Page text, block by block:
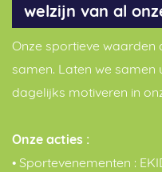
welzijn van al
Onze sportieve waarden
samen. Laten we samen
dagelijks motiveren in
Onze acties :
• Sportevenementen :